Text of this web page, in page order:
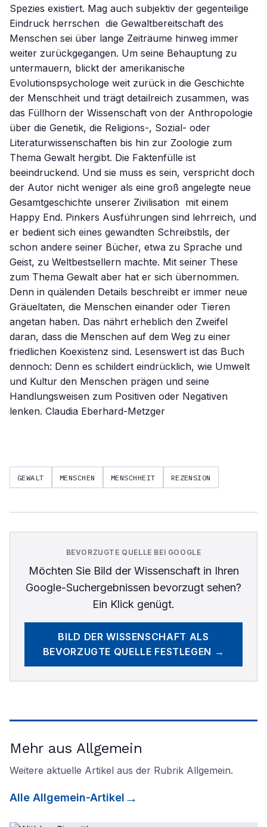
Spezies existiert. Mag auch subjektiv der gegenteilige
Eindruck herrschen  die Gewaltbereitschaft des
Menschen sei über lange Zeiträume hinweg immer
weiter zurückgegangen. Um seine Behauptung zu
untermauern, blickt der amerikanische
Evolutionspsychologe weit zurück in die Geschichte
der Menschheit und trägt detailreich zusammen, was
das Füllhorn der Wissenschaft von der Anthropologie
über die Genetik, die Religions-, Sozial- oder
Literaturwissenschaften bis hin zur Zoologie zum
Thema Gewalt hergibt. Die Faktenfülle ist
beeindruckend. Und sie muss es sein, verspricht doch
der Autor nicht weniger als eine groß angelegte neue
Gesamtgeschichte unserer Zivilisation  mit einem
Happy End. Pinkers Ausführungen sind lehrreich, und
er bedient sich eines gewandten Schreibstils, der
schon andere seiner Bücher, etwa zu Sprache und
Geist, zu Weltbestsellern machte. Mit seiner These
zum Thema Gewalt aber hat er sich übernommen.
Denn in quälenden Details beschreibt er immer neue
Gräueltaten, die Menschen einander oder Tieren
angetan haben. Das nährt erheblich den Zweifel
daran, dass die Menschen auf dem Weg zu einer
friedlichen Koexistenz sind. Lesenswert ist das Buch
dennoch: Denn es schildert eindrücklich, wie Umwelt
und Kultur den Menschen prägen und seine
Handlungsweisen zum Positiven oder Negativen
lenken. Claudia Eberhard-Metzger
GEWALT MENSCHEN MENSCHHEIT REZENSION
BEVORZUGTE QUELLE BEI GOOGLE
Möchten Sie Bild der Wissenschaftin Ihren
Google-Suchergebnissen bevorzugt sehen?
Ein Klick genügt.
BILD DER WISSENSCHAFT ALS
BEVORZUGTE QUELLE FESTLEGEN →
Mehr aus Allgemein
Weitere aktuelle Artikel aus der Rubrik Allgemein.
Alle Allgemein-Artikel